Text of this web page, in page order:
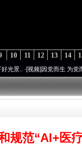
14
13
12
11
10
频]因党而生 为党而战——百
规范“AI+医